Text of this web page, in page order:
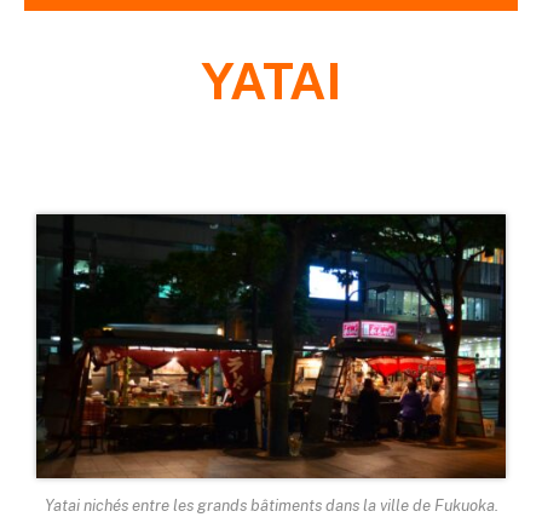
YATAI
Yatainichés entre les grands bâtiments dans la ville de Fukuoka.